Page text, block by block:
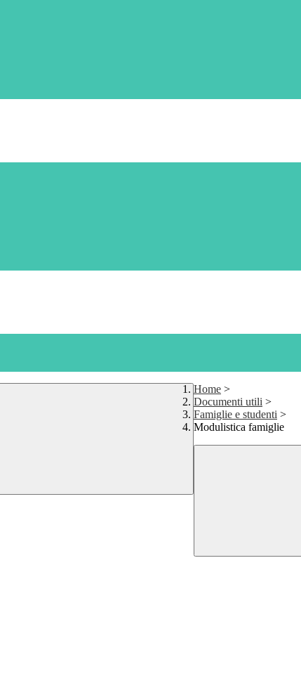
Home >
Documenti utili >
Famiglie e studenti >
Modulistica famiglie